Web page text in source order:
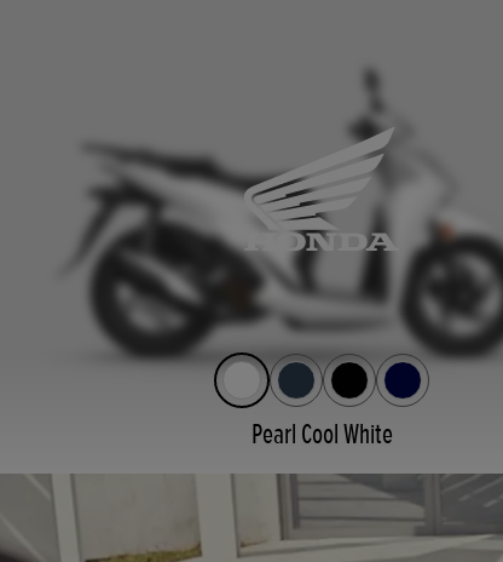
Pearl Cool White